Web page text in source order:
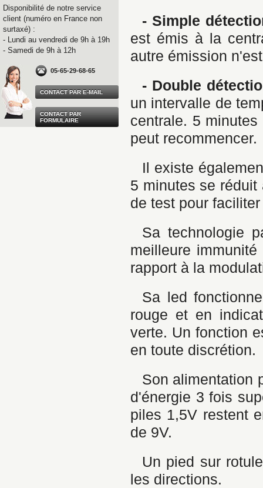
Disponibilité de notre service
client (numéro en France non
surtaxé) :
- Lundi au vendredi de 9h à 19h
- Samedi de 9h à 12h
05-65-29-68-65
CONTACT PAR E-MAIL
CONTACT PAR
FORMULAIRE
- Simple
est émis à la
autre émission
- Double
un intervalle de
centrale. 5
peut recommencer.
Il existe
5 minutes se
de test pour
Sa technologie
meilleure
rapport à la
Sa led
rouge et en
verte. Un fonction
en toute discrétion.
Son alimentation
d'énergie 3 fois
piles 1,5V restent
de 9V.
Un pied sur
les directions.